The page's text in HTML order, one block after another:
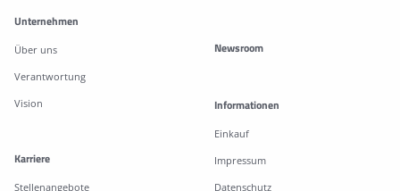
Unternehmen
Über uns
Verantwortung
Vision
Karriere
Stellenangebote
Newsroom
Informationen
Einkauf
Impressum
Datenschutz